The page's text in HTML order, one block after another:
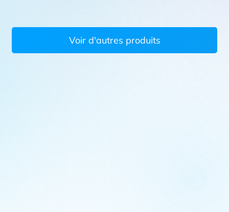
Voir d'autres produits